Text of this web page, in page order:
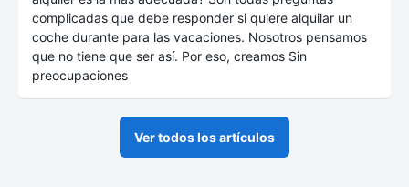
complicadas que debe responder si quiere alquilar un
coche durante para las vacaciones. Nosotros pensamos
que no tiene que ser así. Por eso, creamos Sin
preocupaciones
Ver todos los artículos